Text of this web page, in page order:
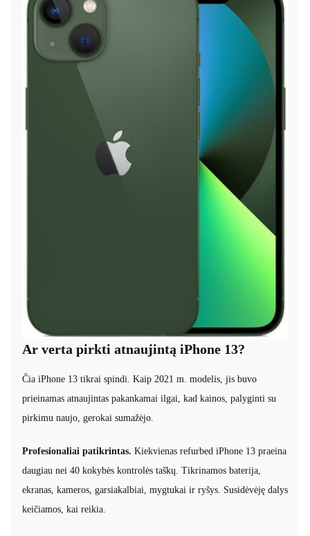
Ar verta pirkti atnaujintą iPhone 13?
Čia iPhone 13 tikrai spindi. Kaip 2021 m. modelis, jis buvo
prieinamas atnaujintas pakankamai ilgai, kad kainos, palyginti su
pirkimu naujo, gerokai sumažėjo.
Profesionaliai patikrintas. Kiekvienas refurbed iPhone 13 praeina
daugiau nei 40 kokybės kontrolės taškų. Tikrinamos baterija,
ekranas, kameros, garsiakalbiai, mygtukai ir ryšys. Susidėvėję dalys
keičiamos, kai reikia.